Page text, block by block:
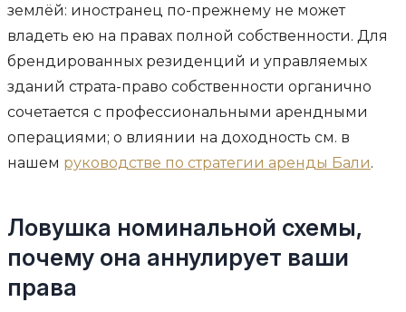
землёй: иностранец по-прежнему не может
владеть ею на правах полной собственности. Для
брендированных резиденций и управляемых
зданий страта-право собственности органично
сочетается с профессиональными арендными
операциями; о влиянии на доходность см. в
нашем руководстве по стратегии аренды Бали.
Ловушка номинальной схемы,
почему она аннулирует ваши
права